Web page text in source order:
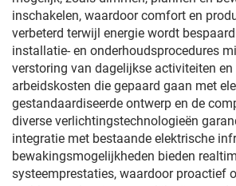
inschakelen, waardoor comfort en
verbeterd terwijl energie wordt
installatie- en onderhoudsprocedures
verstoring van dagelijkse activiteiten en
arbeidskosten die gepaard gaan met
gestandaardiseerde ontwerp en de
diverse verlichtingstechnologieën
integratie met bestaande elektrische
bewakingsmogelijkheden bieden
systeemprestaties, waardoor proactief